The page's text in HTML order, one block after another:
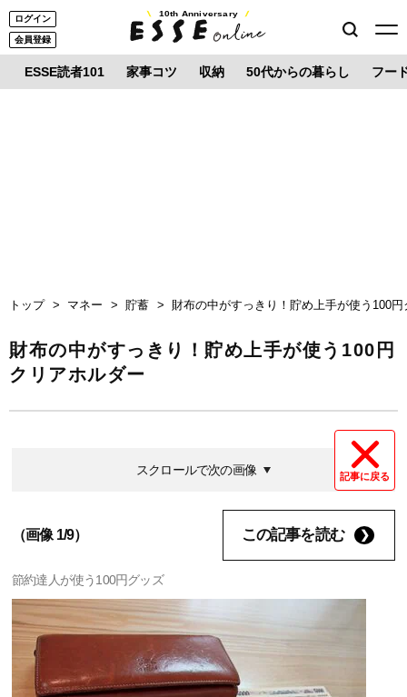
ログイン
会員登録
10th Anniversary
ESSE読者101 家事コツ 収納 50代からの暮らし フー
トップ マネー 貯蓄 財布の中がすっきり！貯め上手が使う100
財布の中がすっきり！貯め上手が使う100円
クリアホルダー
記事に戻る
スクロールで次の画像
（画像 1/9） この記事を読む
節約達人が使う100円グッズ